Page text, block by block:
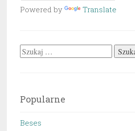
Powered by Translate
Szukaj:
Popularne
Beses